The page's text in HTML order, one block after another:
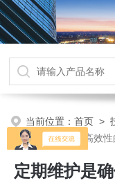
当前位置：首页 >
生器在工作中高效
定期维护是